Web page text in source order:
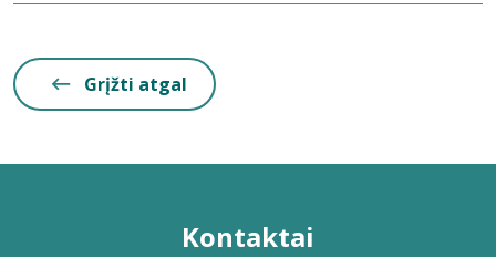
Grįžti atgal
Kontaktai